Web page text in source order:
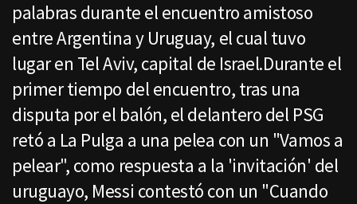
palabras durante el encuentro amistoso
entre Argentina y Uruguay, el cual tuvo
lugar en Tel Aviv, capital de Israel.Durante el
primer tiempo del encuentro, tras una
disputa por el balón, el delantero del PSG
retó a La Pulga a una pelea con un "Vamos a
pelear", como respuesta a la 'invitación' del
uruguayo, Messi contestó con un "Cuando